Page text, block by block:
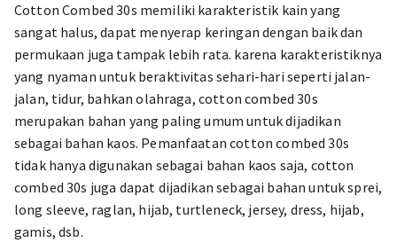
Cotton Combed 30s memiliki karakteristik kain yang
sangat halus, dapat menyerap keringan dengan baik dan
permukaan juga tampak lebih rata. karena karakteristiknya
yang nyaman untuk beraktivitas sehari-hari seperti jalan-
jalan, tidur, bahkan olahraga, cotton combed 30s
merupakan bahan yang paling umum untuk dijadikan
sebagai bahan kaos. Pemanfaatan cotton combed 30s
tidak hanya digunakan sebagai bahan kaos saja, cotton
combed 30s juga dapat dijadikan sebagai bahan untuk sprei,
long sleeve, raglan, hijab, turtleneck, jersey, dress, hijab,
gamis, dsb.